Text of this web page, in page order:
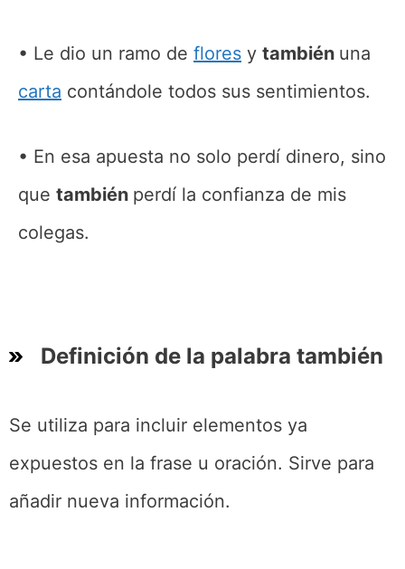
Le dio un ramo de flores y también una
carta contándole todos sus sentimientos.
En esa apuesta no solo perdí dinero, sino
que también perdí la confianza de mis
colegas.
Definición de la palabra también
Se utiliza para incluir elementos ya
expuestos en la frase u oración. Sirve para
añadir nueva información.